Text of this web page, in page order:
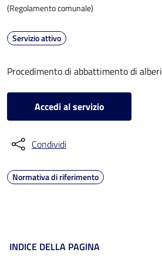
(Regolamento comunale)
Servizio attivo
Procedimento di abbattimento di alberi
Accedi al servizio
Condividi
Normativa di riferimento
INDICE DELLA PAGINA